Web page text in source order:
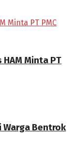
Minta PT
Warga Bentrok